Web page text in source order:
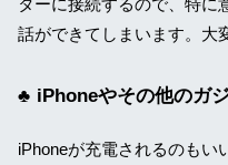
話ができてしまいます。大
iPhoneやその他のガ
iPhoneが充電されるのもい